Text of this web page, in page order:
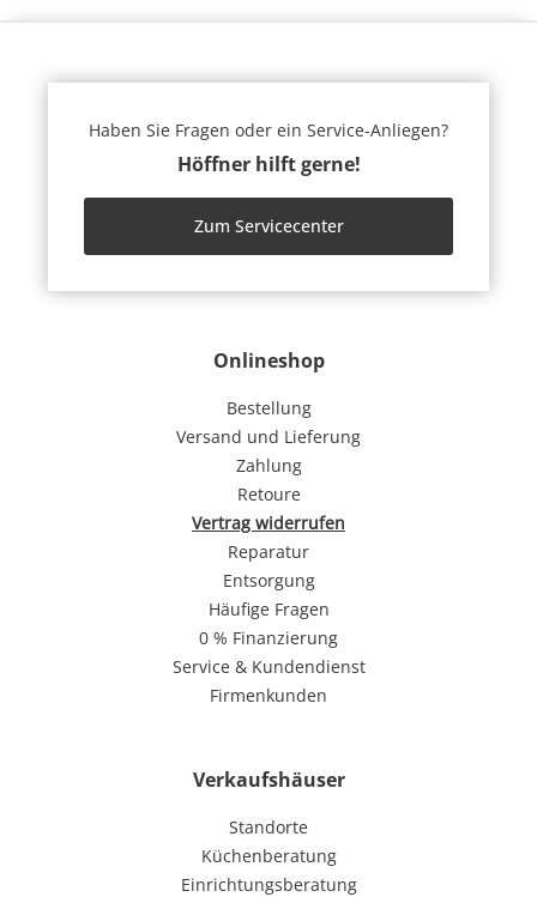
Onlineshop
Bestellung
Versand und Lieferung
Zahlung
Retoure
Vertrag widerrufen
Reparatur
Entsorgung
Häufige Fragen
0 % Finanzierung
Service & Kundendienst
Firmenkunden
Verkaufshäuser
Standorte
Küchenberatung
Einrichtungsberatung
Haben Sie Fragen oder ein Service-Anliegen?
Höffner hilft gerne!
Zum Servicecenter